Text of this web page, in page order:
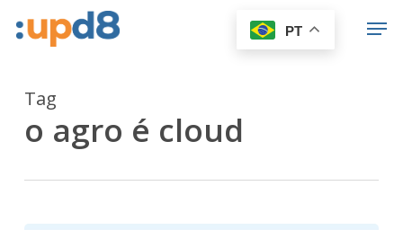
Tag
o agro é cloud
PT